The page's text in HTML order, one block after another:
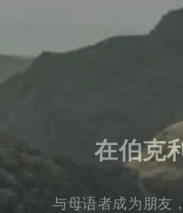
在伯克
与母语者成为朋友